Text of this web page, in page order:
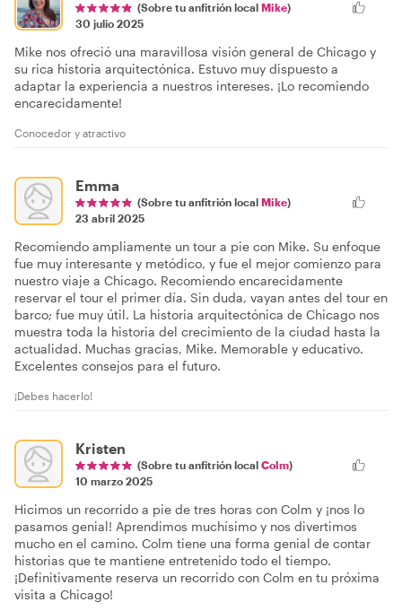
(Sobre tu anfitrión local Mike)
30 julio 2025
Mike nos ofreció una maravillosa visión general de Chicago y
su rica historia arquitectónica. Estuvo muy dispuesto a
adaptar la experiencia a nuestros intereses. ¡Lo recomiendo
encarecidamente!
Conocedor y atractivo
Emma
(Sobre tu anfitrión local Mike)
23 abril 2025
Recomiendo ampliamente un tour a pie con Mike. Su enfoque
fue muy interesante y metódico, y fue el mejor comienzo para
nuestro viaje a Chicago. Recomiendo encarecidamente
reservar el tour el primer día. Sin duda, vayan antes del tour en
barco; fue muy útil. La historia arquitectónica de Chicago nos
muestra toda la historia del crecimiento de la ciudad hasta la
actualidad. Muchas gracias, Mike. Memorable y educativo.
Excelentes consejos para el futuro.
¡Debes hacerlo!
Kristen
(Sobre tu anfitrión local Colm)
10 marzo 2025
Hicimos un recorrido a pie de tres horas con Colm y ¡nos lo
pasamos genial! Aprendimos muchísimo y nos divertimos
mucho en el camino. Colm tiene una forma genial de contar
historias que te mantiene entretenido todo el tiempo.
¡Definitivamente reserva un recorrido con Colm en tu próxima
visita a Chicago!